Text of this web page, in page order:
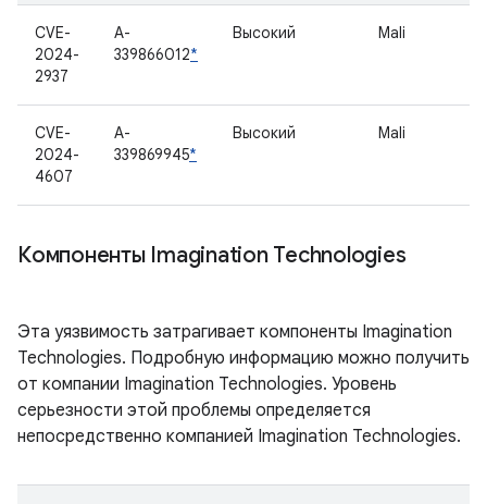
CVE-
2024-
2937
A-
339866012*
Высокий Mali
CVE-
2024-
4607
A-
339869945*
Высокий Mali
Компоненты Imagination Technologies
Эта уязвимость затрагивает компоненты Imagination
Technologies. Подробную информацию можно получить
от компании Imagination Technologies. Уровень
серьезности этой проблемы определяется
непосредственно компанией Imagination Technologies.